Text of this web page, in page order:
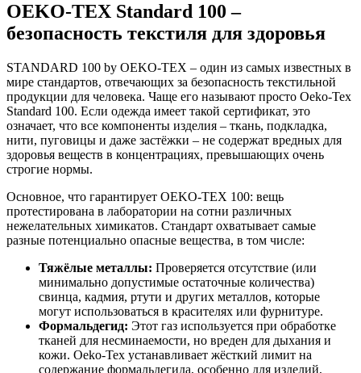
OEKO-TEX Standard 100 –
безопасность текстиля для здоровья
STANDARD 100 by OEKO-TEX – один из самых известных в
мире стандартов, отвечающих за безопасность текстильной
продукции для человека. Чаще его называют просто Oeko-Tex
Standard 100. Если одежда имеет такой сертификат, это
означает, что все компоненты изделия – ткань, подкладка,
нити, пуговицы и даже застёжки – не содержат вредных для
здоровья веществ в концентрациях, превышающих очень
строгие нормы.
Основное, что гарантирует OEKO-TEX 100: вещь
протестирована в лаборатории на сотни различных
нежелательных химикатов. Стандарт охватывает самые
разные потенциально опасные вещества, в том числе:
Тяжёлые металлы: Проверяется отсутствие (или
минимально допустимые остаточные количества)
свинца, кадмия, ртути и других металлов, которые
могут использоваться в красителях или фурнитуре.
Формальдегид: Этот газ используется при обработке
тканей для несминаемости, но вреден для дыхания и
кожи. Oeko-Tex устанавливает жёсткий лимит на
содержание формальдегида, особенно для изделий,